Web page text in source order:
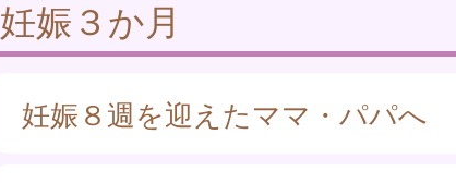
妊娠３か月
妊娠８週を迎えたママ・パパへ